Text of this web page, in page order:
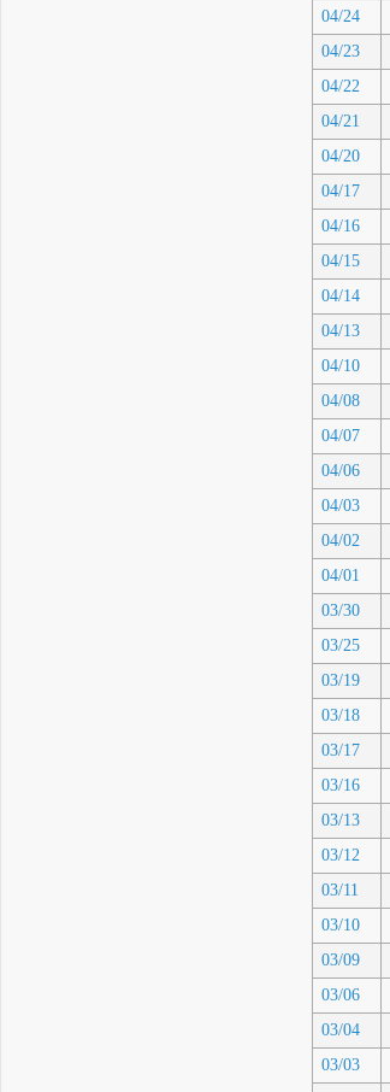
04/24
04/23
04/22
04/21
04/20
04/17
04/16
04/15
04/14
04/13
04/10
04/08
04/07
04/06
04/03
04/02
04/01
03/30
03/25
03/19
03/18
03/17
03/16
03/13
03/12
03/11
03/10
03/09
03/06
03/04
03/03